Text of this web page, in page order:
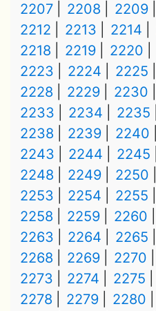
2207
2208 2209
2212
2213 2214
2218
2219 2220
2223
2224 2225
2228
2229 2230
2233
2234 2235
2238
2239 2240
2243
2244 2245
2248
2249 2250
2253
2254 2255
2258
2259 2260
2263
2264 2265
2268
2269 2270
2273
2274 2275
2278
2279 2280